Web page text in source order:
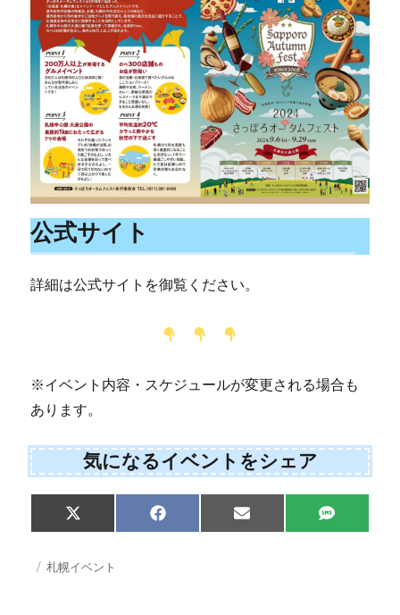
公式サイト
詳細は公式サイトを御覧ください。
※イベント内容・スケジュールが変更される場合も
あります。
気になるイベントをシェア
Share
on
X
(
w
Share
on
F
a
Share
on
E
m
Share
on
S
M
投 カ
札幌イベント